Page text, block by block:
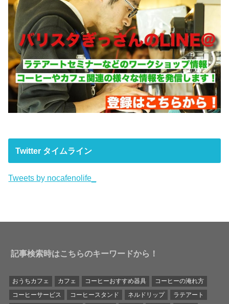
Twitter タイムライン
Tweets by nocafenolife_
記事検索時はこちらのキーワードから！
おうちカフェ カフェ コーヒーおすすめ器具
コーヒーの淹れ方
コーヒーサービス
コーヒースタンド ネルドリップ
ラテアート